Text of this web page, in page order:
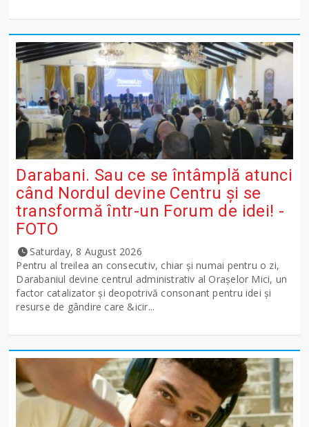
Darabani. Sau ce se întâmplă atunci
când Nordul devine Centru și se
transformă într-un Forum de idei! -
FOTO
Saturday, 8 August 2026
Pentru al treilea an consecutiv, chiar și numai pentru o zi,
Darabaniul devine centrul administrativ al Orașelor Mici, un
factor catalizator și deopotrivă consonant pentru idei și
resurse de gândire care &icir...